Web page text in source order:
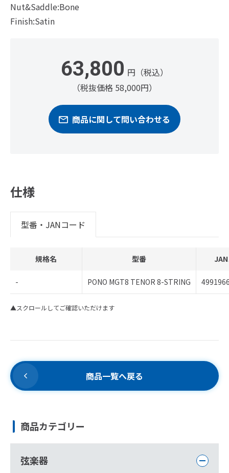
Nut&Saddle:Bone
Finish:Satin
63,800 円（税込）
（税抜価格 58,000円）
商品に関して問い合わせる
仕様
型番・JANコード
規格名 型番
- PONO MGT8 TENOR 8-STRING
▲スクロールしてご確認いただけます
商品一覧へ戻る
商品カテゴリー
弦楽器